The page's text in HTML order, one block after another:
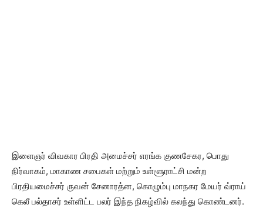
இளைஞர் விவகார பிரதி அமைச்சர் எரங்க குணசேகர, பொது
நிர்வாகம், மாகாண சபைகள் மற்றும் உள்ளூராட்சி மன்ற
பிரதியமைச்சர் ருவன் சேனாரத்ன, கொழும்பு மாநகர மேயர் வ்ராய்
கெலீ பல்தாசர் உள்ளிட்ட பலர் இந்த நிகழ்வில் கலந்து கொண்டனர்.